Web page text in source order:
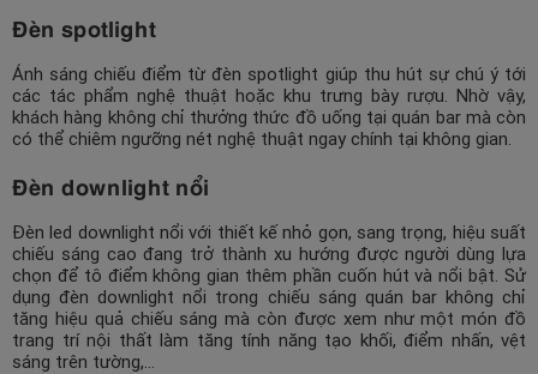
Đèn spotlight
Ánh sáng chiếu điểm từ đèn spotlight giúp thu hút sự chú ý tới
các tác phẩm nghệ thuật hoặc khu trưng bày rượu. Nhờ vậy,
khách hàng không chỉ thưởng thức đồ uống tại quán bar mà còn
có thể chiêm ngưỡng nét nghệ thuật ngay chính tại không gian.
Đèn downlight nổi
Đèn led downlight nổi với thiết kế nhỏ gọn, sang trọng, hiệu suất
chiếu sáng cao đang trở thành xu hướng được người dùng lựa
chọn để tô điểm không gian thêm phần cuốn hút và nổi bật. Sử
dụng đèn downlight nổi trong chiếu sáng quán bar không chỉ
tăng hiệu quả chiếu sáng mà còn được xem như một món đồ
trang trí nội thất làm tăng tính năng tạo khối, điểm nhấn, vệt
sáng trên tường,…